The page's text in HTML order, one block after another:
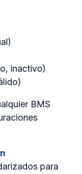
inactivo)
BMS
para